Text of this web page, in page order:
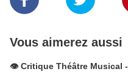
Vous aimerez aussi
👁️ Critique Théâtre Musical -